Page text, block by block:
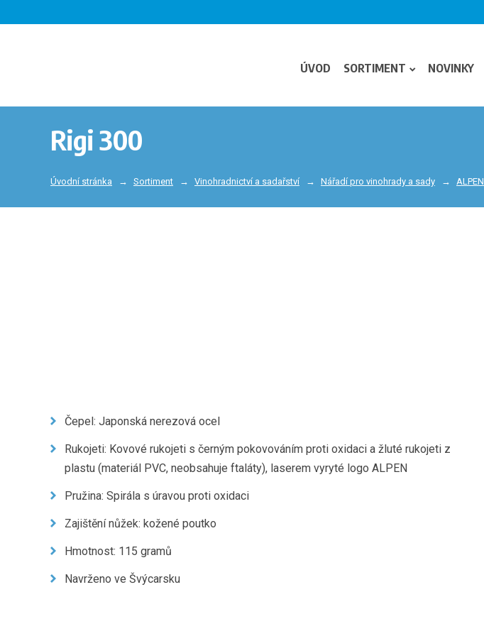
ÚVOD SORTIMENT NOVINKY
Rigi 300
Úvodní stránka Sortiment Vinohradnictví a sadařství Nářadí pro vinohrady a sady ALPEN
Čepel: Japonská nerezová ocel
Rukojeti: Kovové rukojeti s černým pokovováním proti oxidaci a žluté rukojeti z
plastu (materiál PVC, neobsahuje ftaláty), laserem vyryté logo ALPEN
Pružina: Spirála s úravou proti oxidaci
Zajištění nůžek: kožené poutko
Hmotnost: 115 gramů
Navrženo ve Švýcarsku